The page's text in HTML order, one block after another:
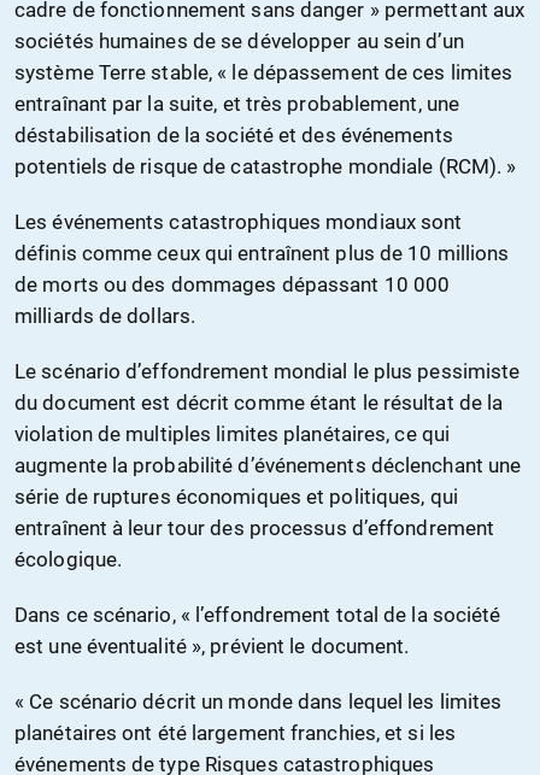
cadre de fonctionnement sans danger » permettant aux
sociétés humaines de se développer au sein d’un
système Terre stable, « le dépassement de ces limites
entraînant par la suite, et très probablement, une
déstabilisation de la société et des événements
potentiels de risque de catastrophe mondiale (RCM). »
Les événements catastrophiques mondiaux sont
définis comme ceux qui entraînent plus de 10 millions
de morts ou des dommages dépassant 10 000
milliards de dollars.
Le scénario d’effondrement mondial le plus pessimiste
du document est décrit comme étant le résultat de la
violation de multiples limites planétaires, ce qui
augmente la probabilité d’événements déclenchant une
série de ruptures économiques et politiques, qui
entraînent à leur tour des processus d’effondrement
écologique.
Dans ce scénario, « l’effondrement total de la société
est une éventualité », prévient le document.
« Ce scénario décrit un monde dans lequel les limites
planétaires ont été largement franchies, et si les
événements de type Risques catastrophiques